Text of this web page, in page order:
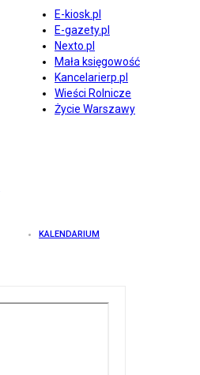
E-kiosk.pl
E-gazety.pl
Nexto.pl
Mała księgowość
Kancelarierp.pl
Wieści Rolnicze
Życie Warszawy
KALENDARIUM